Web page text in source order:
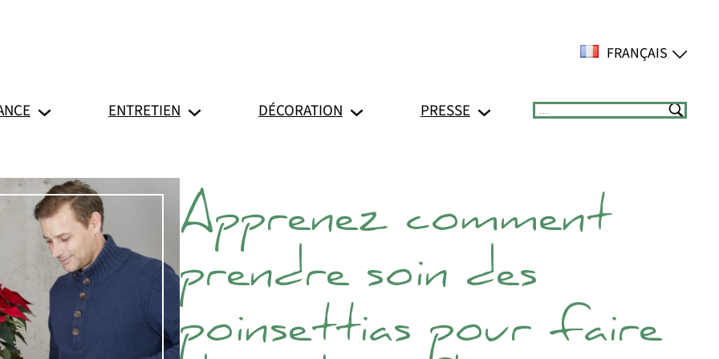
FRANÇAIS
ENTRETIEN DÉCORATION PRESSE Suchen
Apprenez comment
prendre soin des
poinsettias pour faire